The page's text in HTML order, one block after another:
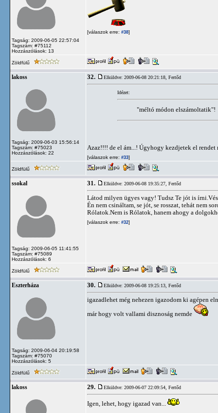
Tagság: 2009-06-05 22:57:04
Tagszám: #75112
Hozzászólások: 13
[válaszok erre: #38]
Zöldfülű
lakoss
Tagság: 2009-06-03 15:56:14
Tagszám: #75023
Hozzászólások: 22
32. Elküldve: 2009-06-08 20:21:18, Fertőd
Idézet:
"méltó módon elszámoltatik"!
Azaz!!!! de el ám...! Úgyhogy kezdjetek el
[válaszok erre: #33]
Zöldfülű
ssokal
Tagság: 2009-06-05 11:41:55
Tagszám: #75089
Hozzászólások: 6
31. Elküldve: 2009-06-08 19:35:27, Fertőd
Látod milyen ügyes vagy! Tudsz Te jót is
Én nem csináltam, se jót, se rosszat, tehát nem
Rólatok.Nem is Rólatok, hanem ahogy a
[válaszok erre: #32]
Zöldfülű
Eszterháza
Tagság: 2009-06-04 20:19:58
Tagszám: #75070
Hozzászólások: 5
30. Elküldve: 2009-06-08 19:25:13, Fertőd
igazadlehet még nehezen igazodom ki agépen
már hogy volt vallami disznoság nemde
Zöldfülű
lakoss 29. Elküldve: 2009-06-07 22:09:54, Fertőd
Igen, lehet, hogy igazad van...